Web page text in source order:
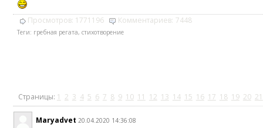
Просмотров: 1771196 Комментариев: 7448
Теги: гребная регата, стихотворение
Страницы: 1 2 3 4 5 6 7 8 9 10 11 12 13 14 15 16 17 18 19 20 21
Maryadvet 20.04.2020 14:36:08